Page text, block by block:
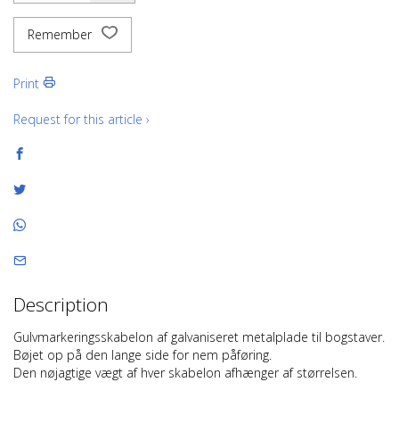
Remember
Print
Request for this article ›
Description
Gulvmarkeringsskabelon af galvaniseret metalplade til bogstaver.
Bøjet op på den lange side for nem påføring.
Den nøjagtige vægt af hver skabelon afhænger af størrelsen.